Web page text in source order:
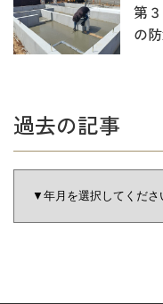
第
の
過去の記事